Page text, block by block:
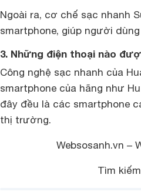
Ngoài ra, cơ chế sạc nhanh
smartphone, giúp người
3. Những điện thoại nào
Công nghệ sạc nhanh của
smartphone của hãng như
đây đều là các smartphone
thị trường.
Websosanh.vn –
Tìm